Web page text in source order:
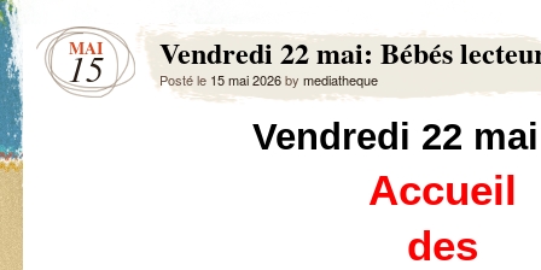
MAI
15 Vendredi 22 mai: Bébés
Posté le 15 mai 2026by mediatheque
Vendredi 22 mai
Accueil
des